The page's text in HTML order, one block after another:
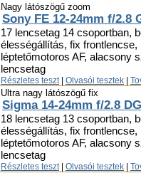
Nagy látószögű zoom
Sony FE 12-24mm f/2.8
17 lencsetag 14 csoportban,
élességállítás, fix frontlencse,
léptetőmotoros AF, alacsony
lencsetag
Részletes teszt Olvasói tesztek
Ultra nagy látószögű fix
Sigma 14-24mm f/2.8
18 lencsetag 13 csoportban,
élességállítás, fix frontlencse,
léptetőmotoros AF, alacsony
lencsetag
Részletes teszt Olvasói tesztek